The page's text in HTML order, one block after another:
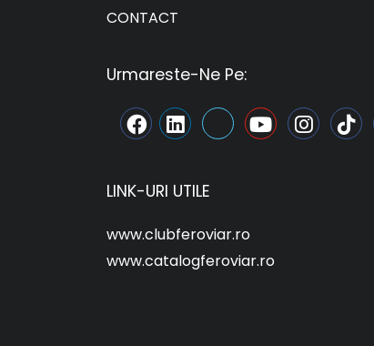
CONTACT
Urmareste-Ne Pe:
LINK-URI UTILE
www.clubferoviar.ro
www.catalogferoviar.ro